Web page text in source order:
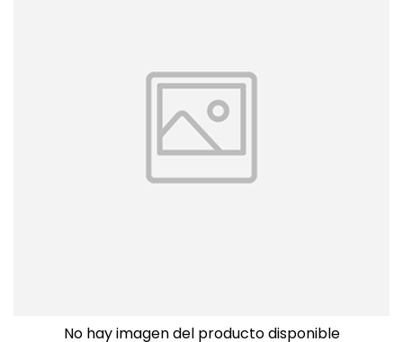
No hay imagen del producto disponible